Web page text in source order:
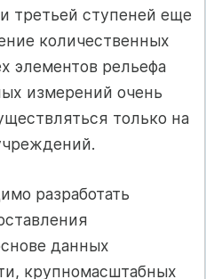
третьей ступеней еще
количественных
элементов рельефа
измерений очень
только на
разработать
данных
крупномасштабных